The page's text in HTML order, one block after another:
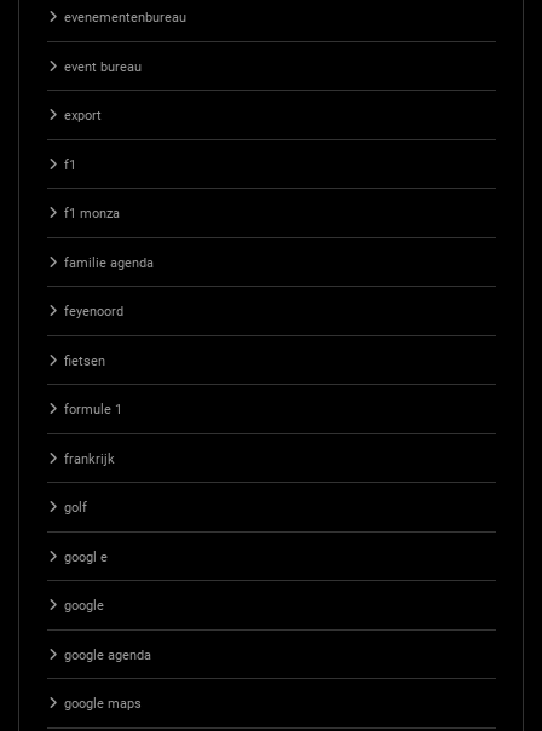
evenementenbureau
event bureau
export
f1
f1 monza
familie agenda
feyenoord
fietsen
formule 1
frankrijk
golf
googl e
google
google agenda
google maps